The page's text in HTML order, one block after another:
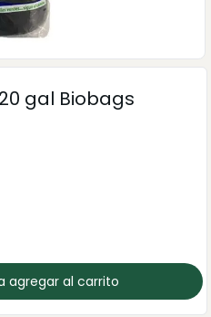
gal Biobags
agregar al carrito